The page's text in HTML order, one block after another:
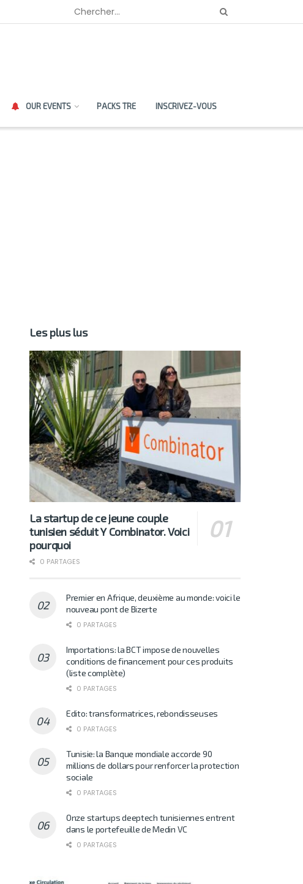
OUR EVENTS PACKS TRE INSCRIVEZ-VOUS
Les plus lus
La startup de ce jeune couple
tunisien séduit Y Combinator. Voici
pourquoi
0 PARTAGES
Premier en Afrique, deuxième au monde: voici le
nouveau pont de Bizerte
0 PARTAGES
Importations: la BCT impose de nouvelles
conditions de financement pour ces produits
(liste complète)
0 PARTAGES
Edito: transformatrices, rebondisseuses
0 PARTAGES
Tunisie: la Banque mondiale accorde 90
millions de dollars pour renforcer la protection
sociale
0 PARTAGES
Onze startups deeptech tunisiennes entrent
dans le portefeuille de Medin VC
0 PARTAGES